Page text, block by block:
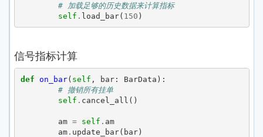
# 加载足够的历史数据来计算指标
self . load_bar( 150 )
信号指标计算
def on_bar( self , bar: BarData ):
# 撤销所有挂单
self . cancel_all ()
am = self . am
am. update_bar( bar)